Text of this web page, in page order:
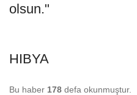
olsun."
HIBYA
Bu haber 178 defa okunmuştur.